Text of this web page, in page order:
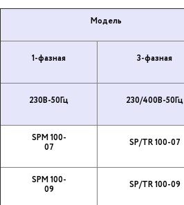
Модель
1-фазная
3-фазная
230В-50Гц 230/400В-50Гц
SPM 100-
07
SP/TR 100-07
SPM 100-
09
SP/TR 100-09